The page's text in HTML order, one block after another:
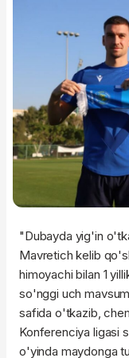
"Dubayda yig'in
Mavretich kelib
himoyachi bilan 1
so'nggi uch
safida o'tkazib,
Konferenciya ligasi
o'yinda maydonga